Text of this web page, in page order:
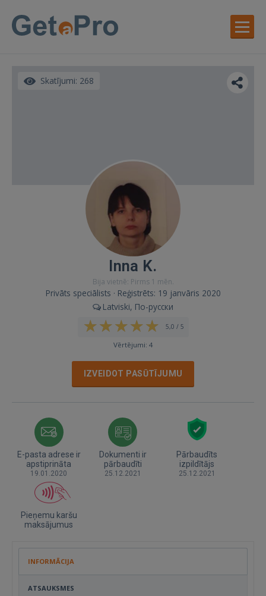
Skatījumi: 268
Inna K.
Bija vietnē: Pirms 1 mēn.
Privāts speciālists · Reģistrēts: 19 janvāris 2020
Latviski, По-русски
5,0 / 5
Vērtējumi: 4
IZVEIDOT PASŪTĪJUMU
E-pasta adrese ir
apstiprināta
19.01.2020
Dokumenti ir
pārbaudīti
25.12.2021
Pārbaudīts
izpildītājs
25.12.2021
Pieņemu karšu
maksājumus
INFORMĀCIJA
ATSAUKSMES